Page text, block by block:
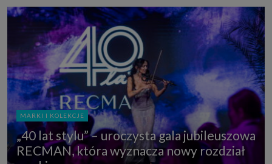
MARKI I KOLEKCJE
„40 lat stylu” – uroczysta gala jubileuszowa
RECMAN, która wyznacza nowy rozdział